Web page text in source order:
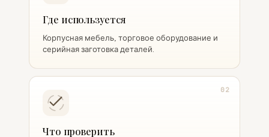
Где используется
Корпусная мебель, торговое оборудование и
серийная заготовка деталей.
02
Что проверить